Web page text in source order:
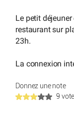
Le petit
restaurant sur
23h.
La connexion
Donnez une note
9